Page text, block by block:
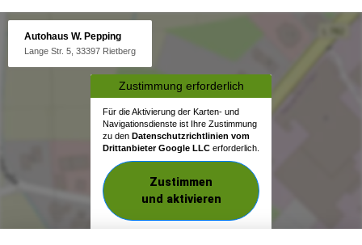
Autohaus W. Pepping
Lange Str. 5, 33397 Rietberg
Zustimmung erforderlich
Für die Aktivierung der Karten- und
Navigationsdienste ist Ihre Zustimmung
zu den Datenschutzrichtlinien vom
Drittanbieter Google LLC erforderlich.
Zustimmen
und aktivieren